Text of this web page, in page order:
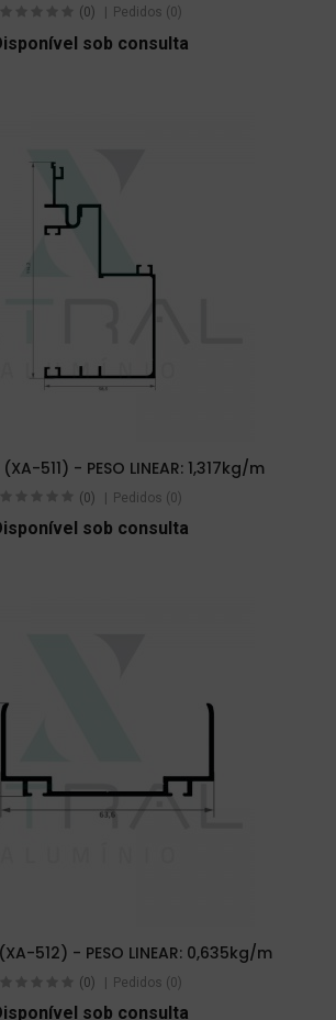
(0) Pedidos (0)
sob consulta
511) - PESO LINEAR: 1,317kg/m
(0) Pedidos (0)
sob consulta
512) - PESO LINEAR: 0,635kg/m
(0) Pedidos (0)
sob consulta